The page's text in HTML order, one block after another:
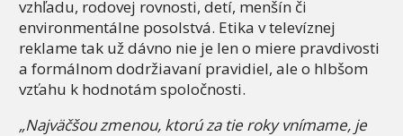
vzhľadu, rodovej rovnosti, detí, menšín či
environmentálne posolstvá. Etika v televíznej
reklame tak už dávno nie je len o miere pravdivosti
a formálnom dodržiavaní pravidiel, ale o hlbšom
vzťahu k hodnotám spoločnosti.
„Najväčšou zmenou, ktorú za tie roky vnímame, je